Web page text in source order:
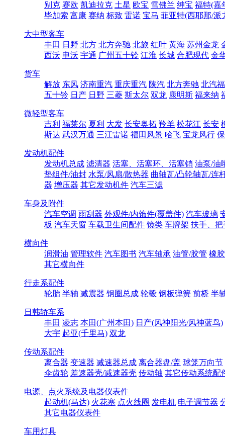
别克 赛欧 凯迪拉克 土星 欧宝 雪佛兰 绅宝 福特(嘉
毕加索 富康 赛纳 标致 雷诺 宝马 菲亚特(西耶那/派
大中型客车
丰田 日野 北方 北方奔驰 北旅 红叶 黄海 苏州金龙
西沃 申沃 宇通 广州五十铃 江淮 长城 合肥现代 金
货车
解放 东风 济南重汽 重庆重汽 陕汽 北方奔驰 北汽
五十铃 日产 日野 三菱 斯太尔 双龙 康明斯 福来纳
微轻型客车
吉利 福莱尔 夏利 大发 长安奥拓 羚羊 松花江 长安
斯达 武汉万通 三江雷诺 福田风景 哈飞 宝龙风行
发动机配件
发动机总成 滤清器 活塞、活塞环、活塞销 油泵/油
垫组件/油封 水泵/风扇/散热器 曲轴瓦/凸轮轴瓦/连
器 增压器 其它发动机件 汽车三滤
车身及附件
汽车空调 雨刮器 外观件/内饰件(覆盖件) 汽车玻璃
板 汽车天窗 车载卫生间配件 镜类 车牌架 扶手、把
横向件
润滑油 管理软件 汽车图书 汽车轴承 油管/胶管 橡
其它横向件
行走系配件
轮胎 半轴 减震器 钢圈总成 轮毂 钢板弹簧 前桥 半
日韩轿车系
丰田 凌志 本田(广州本田) 日产(风神阳光/风神蓝鸟)
大宇 起亚(千里马) 双龙
传动系配件
离合器 变速器 减速器总成 离合器盘/盖 球笼万向节
伞齿轮 差速器壳/减速器壳 传动轴 其它传动系统配
电源、点火系统及电器仪表件
起动机(马达) 火花塞 点火线圈 发电机 电子调节器
其它电器仪表件
车用灯具